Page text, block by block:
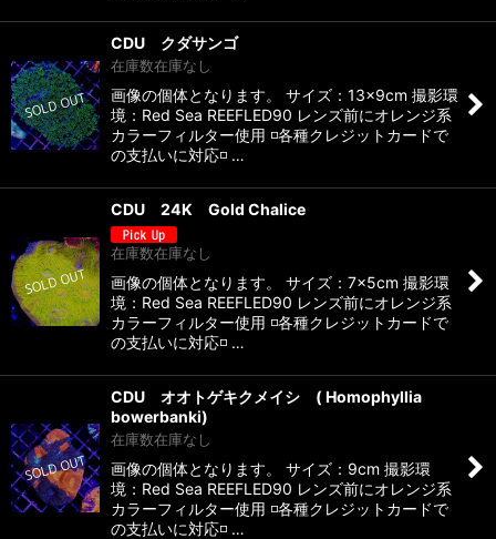
CDU クダサンゴ
在庫数在庫なし
画像の個体となります。 サイズ：13×9cm 撮影環
境：Red Sea REEFLED90 レンズ前にオレンジ系
カラーフィルター使用 ◽️各種クレジットカードで
の支払いに対応◽️ …
CDU 24K Gold Chalice
在庫数在庫なし
画像の個体となります。 サイズ：7×5cm 撮影環
境：Red Sea REEFLED90 レンズ前にオレンジ系
カラーフィルター使用 ◽️各種クレジットカードで
の支払いに対応◽️ …
CDU オオトゲキクメイシ ( Homophyllia
bowerbanki)
在庫数在庫なし
画像の個体となります。 サイズ：9cm 撮影環
境：Red Sea REEFLED90 レンズ前にオレンジ系
カラーフィルター使用 ◽️各種クレジットカードで
の支払いに対応◽️ …